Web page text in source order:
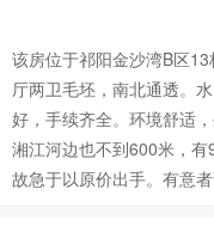
该房位于祁阳金沙湾B区
厅两卫毛坯，南北通透。
好，手续齐全。环境舒适
湘江河边也不到600米，有
故急于以原价出手。有意